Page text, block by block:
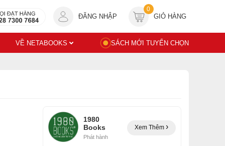
ĐĂNG NHẬP
0
GIỎ HÀNG
VỀ NETABOOKS SÁCH MỚI TUYỂN CHỌN
1980
Books
Phát hành
Xem Thêm